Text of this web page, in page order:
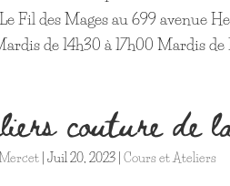
Fil des Mages au 699 avenue
de 14h30 à 17h00 Mardis de
couture de
|Juil 20, 2023 |Cours et Ateliers